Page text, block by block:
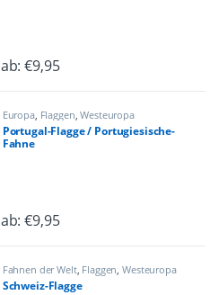
ab:€9,95
Dieses Produkt weist mehrere
Europa, Flaggen ,Westeuropa
Portugal-Flagge / Portugiesische-
Fahne
ab:€9,95
Dieses Produkt weist mehrere
Fahnen der Welt, Flaggen,Westeuropa
Schweiz-Flagge